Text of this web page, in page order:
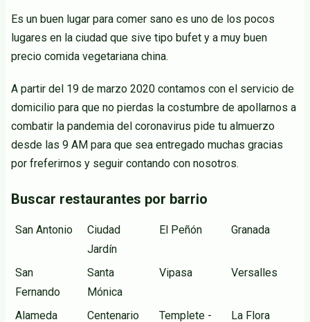
Es un buen lugar para comer sano es uno de los pocos
lugares en la ciudad que sive tipo bufet y a muy buen
precio comida vegetariana china.
A partir del 19 de marzo 2020 contamos con el servicio de
domicilio para que no pierdas la costumbre de apollarnos a
combatir la pandemia del coronavirus pide tu almuerzo
desde las 9 AM para que sea entregado muchas gracias
por freferirnos y seguir contando con nosotros.
Buscar restaurantes por barrio
San Antonio
Ciudad
Jardín
El Peñón Granada
San
Fernando
Santa
Mónica
Vipasa Versalles
Alameda Centenario Templete - La Flora